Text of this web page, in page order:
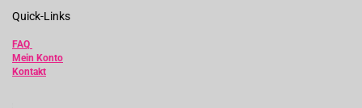
Quick-Links
FAQ
Mein Konto
Kontakt